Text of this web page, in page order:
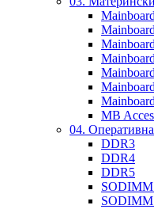
MB
04.
DDR3
DDR4
DDR5